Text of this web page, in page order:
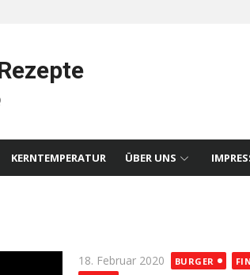
KERNTEMPERATUR ÜBER UNS
Posted
18. Februar 2020 BURGER